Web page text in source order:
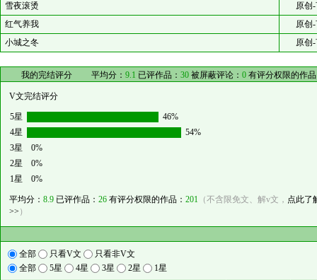
雪夜滚烫
原创
红气养我
原创
小城之冬
原创
我的完结评分 平均分： 9.1 已评作品： 30 被屏蔽评论： 0 有评分权限的作
V文完结评分
5星
46%
4星
54%
3星
0%
2星
0%
1星
0%
平均分： 8.9 已评作品： 26 有评分权限的作品： 201 （不含限免文、解v文， 点此了
>> ）
全部 只看V文
只看非V文
全部
5星 4星 3星 2星 1星